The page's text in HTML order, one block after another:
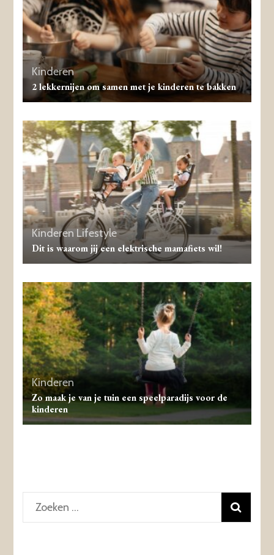
Kinderen
2 lekkernijen om samen met je kinderen te bakken
Kinderen Lifestyle
Dit is waarom jij een elektrische mamafiets wil!
Kinderen
Zo maak je van je tuin een speelparadijs voor de
kinderen
Zoeken
naar: